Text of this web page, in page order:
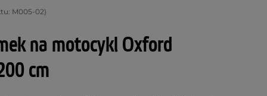
M005-02)
na motocykl Oxford
cm